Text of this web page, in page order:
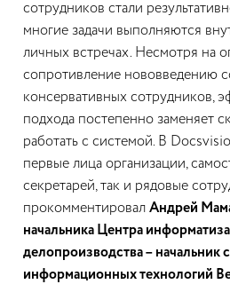
сотрудников стали
многие задачи выполняются
личных встречах. Несмотря на
сопротивление нововведению
консервативных сотрудников,
подхода постепенно заменяет
работать с системой. В
первые лица организации,
секретарей, так и рядовые
прокомментировал Андрей
начальника Центра
делопроизводства – начальник
информационных технологий